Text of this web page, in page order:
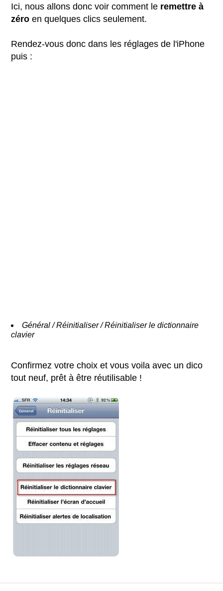
Ici, nous allons donc voir comment le remettre à
zéro en quelques clics seulement.
Rendez-vous donc dans les réglages de l'iPhone
puis :
Général / Réinitialiser / Réinitialiser le dictionnaire
clavier
Confirmez votre choix et vous voila avec un dico
tout neuf, prêt à être réutilisable !